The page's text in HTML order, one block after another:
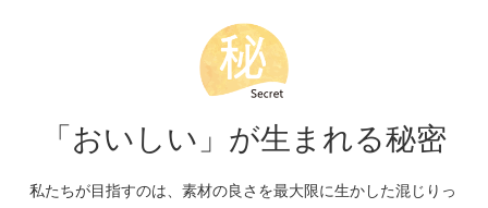
「おいしい」が生まれる秘密
私たちが目指すのは、素材の良さを最大限に生かした混じりっ